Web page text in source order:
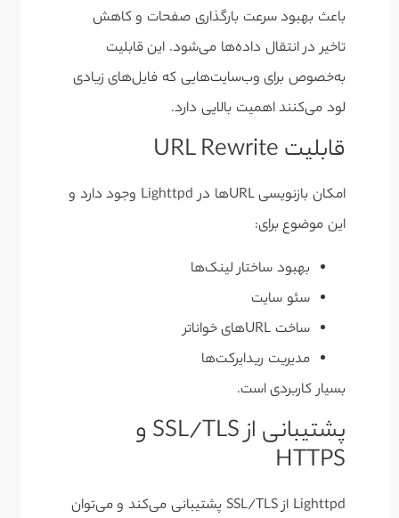
باعث بهبود سرعت بارگذاری صفحات و کاهش
تاخیر در انتقال داده‌ها می‌شود. این قابلیت
به‌خصوص برای وب‌سایت‌هایی که فایل‌های زیادی
لود می‌کنند اهمیت بالایی دارد.
قابلیت URL Rewrite
امکان بازنویسی URLها در Lighttpd وجود دارد و
این موضوع برای:
بهبود ساختار لینک‌ها
سئو سایت
ساخت URLهای خواناتر
مدیریت ریدایرکت‌ها
بسیار کاربردی است.
پشتیبانی از SSL/TLS و
HTTPS
Lighttpd از SSL/TLS پشتیبانی می‌کند و می‌توان